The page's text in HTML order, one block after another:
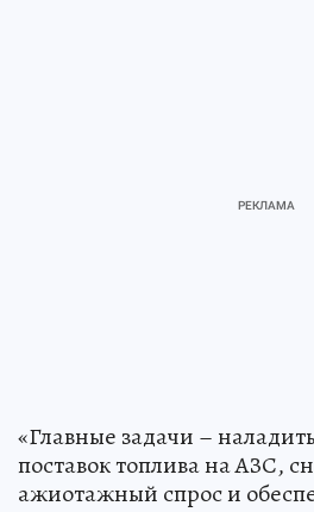
«Главные задачи –
поставок топлива на АЗС,
ажиотажный спрос и